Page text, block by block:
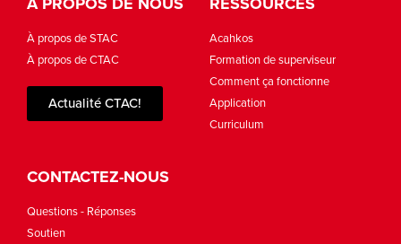
À propos de STAC
À propos de CTAC
Actualité CTAC!
Acahkos
Formation de superviseur
Comment ça fonctionne
Application
Curriculum
CONTACTEZ-NOUS
Questions - Réponses
Soutien